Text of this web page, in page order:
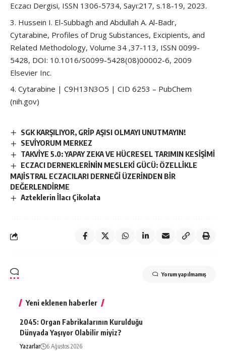
Eczacı Dergisi, ISSN 1306-5734, Sayı:217, s.18-19, 2023.
Hussein I. El-Subbagh and Abdullah A. Al-Badr,
Cytarabine, Profiles of Drug Substances, Excipients, and
Related Methodology, Volume 34 ,37-113, ISSN 0099-
5428, DOI: 10.1016/S0099-5428(08)00002-6, 2009
Elsevier Inc.
Cytarabine | C9H13N3O5 | CID 6253 – PubChem
(nih.gov)
SGK KARŞILIYOR, GRİP AŞISI OLMAYI UNUTMAYIN!
SEVİYORUM MERKEZ
TAKVİYE 5.0: YAPAY ZEKA VE HÜCRESEL TARIMIN KESİŞİMİ
ECZACI DERNEKLERİNİN MESLEKİ GÜCÜ: ÖZELLİKLE
MAJİSTRAL ECZACILARI DERNEĞİ ÜZERİNDEN BİR
DEĞERLENDİRME
Azteklerin İlacı Çikolata
Yorum yapılmamış
Yeni eklenen haberler
2045: Organ Fabrikalarının Kurulduğu
Dünyada Yaşıyor Olabilir miyiz?
Yazarlar 6 Ağustos 2026